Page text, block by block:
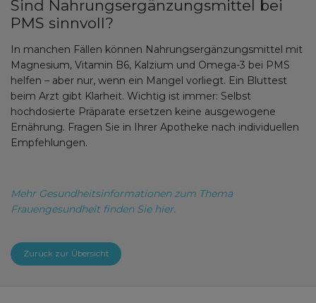
Zurück zur Übersicht
Sind Nahrungsergänzungsmittel bei
PMS sinnvoll?
In manchen Fällen können Nahrungsergänzungsmittel mit
Magnesium, Vitamin B6, Kalzium und Omega-3 bei PMS
helfen – aber nur, wenn ein Mangel vorliegt. Ein Bluttest
beim Arzt gibt Klarheit. Wichtig ist immer: Selbst
hochdosierte Präparate ersetzen keine ausgewogene
Ernährung. Fragen Sie in Ihrer Apotheke nach individuellen
Empfehlungen.
Mehr Gesundheitsinformationen zum Thema
Frauengesundheit finden Sie hier.